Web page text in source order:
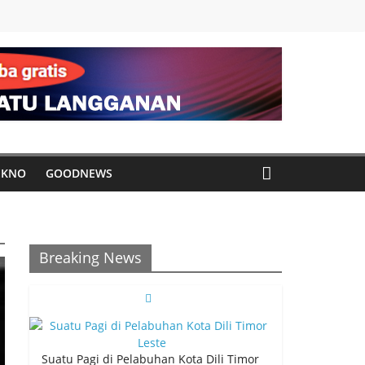
GOODNEWS
Breaking News
Suatu Pagi di Pelabuhan Kota Dili Timor